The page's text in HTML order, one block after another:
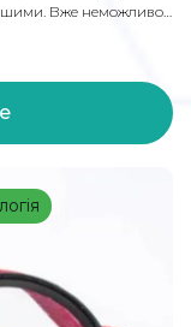
Вже неможливо
резерву.
видалити